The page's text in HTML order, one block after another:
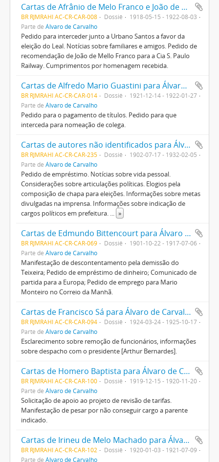
Cartas de Afrânio de Melo Franco e João de Mello Franco para Álvaro de Carvalho.
BR RJMRAHI AC-CR-CAR-008 Dossiê
1918-05-15 - 1922-08-03
Parte de Álvaro de Carvalho
Pedido para interceder junto a Urbano Santos a favor da
eleição do Leal. Notícias sobre familiares e amigos. Pedido de
recomendação de João de Mello Franco para a Cia S. Paulo
Railway. Cumprimentos por homenagem recebida.
Cartas de Alfredo Mario Guastini para Álvaro de Carvalho
BR RJMRAHI AC-CR-CAR-014 Dossiê
1921-12-14 - 1922-01-27
Parte de Álvaro de Carvalho
Pedido para o pagamento de títulos. Pedido para que
interceda para nomeação de colega.
Cartas de autores não identificados para Álvaro de Carvalho
BR RJMRAHI AC-CR-CAR-235 Dossiê
1902-07-17 - 1932-02-05
Parte de Álvaro de Carvalho
Pedido de empréstimo. Notícias sobre vida pessoal.
Considerações sobre articulações políticas. Elogios pela
composição de chapa para eleições. Informações sobre metas
divulgadas na imprensa. Informações sobre indicação de
cargos políticos em prefeitura. ... »
Cartas de Edmundo Bittencourt para Álvaro de Carvalho
BR RJMRAHI AC-CR-CAR-069 Dossiê
1901-10-22 - 1917-07-06
Parte de Álvaro de Carvalho
Manifestação de descontentamento pela demissão do
Teixeira; Pedido de empréstimo de dinheiro; Comunicado de
partida para a Europa; Pedido de emprego para Mario
Monteiro no Correio da Manhã.
Cartas de Francisco Sá para Álvaro de Carvalho
BR RJMRAHI AC-CR-CAR-094 Dossiê
1924-03-24 - 1925-10-17
Parte de Álvaro de Carvalho
Esclarecimento sobre remoção de funcionários, informações
sobre despacho com o presidente [Arthur Bernardes].
Cartas de Homero Baptista para Álvaro de Carvalho
BR RJMRAHI AC-CR-CAR-100 Dossiê
1919-12-15 - 1920-11-20
Parte de Álvaro de Carvalho
Solicitação de apoio ao projeto de revisão de tarifas.
Manifestação de pesar por não conseguir cargo a parente
indicado.
Cartas de Irineu de Melo Machado para Álvaro de Carvalho
BR RJMRAHI AC-CR-CAR-102 Dossiê
1920-01-03 - 1921-07-09
Parte de Álvaro de Carvalho